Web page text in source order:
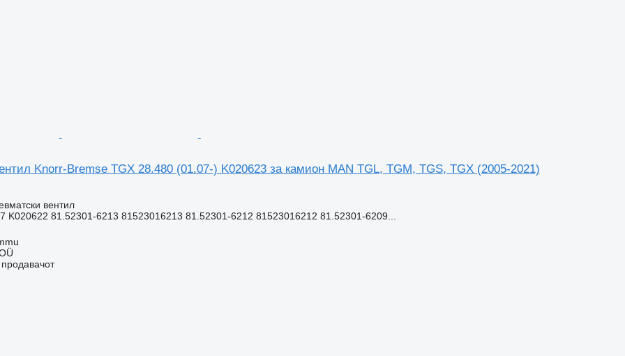
Knorr-Bremse TGX 28.480 (01.07-) K020623 за камион MAN TGL, TGM, TGS, TGX (2005-2021)
вентил
K020622 81.52301-6213 81523016213 81.52301-6212 81523016212 81.52301-6209...
продавачот